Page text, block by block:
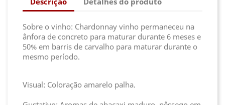
Sobre o vinho: Chardonnay vinho permaneceu na
ânfora de concreto para maturar durante 6 meses e
50% em barris de carvalho para maturar durante o
mesmo período.
Visual: Coloração amarelo palha.